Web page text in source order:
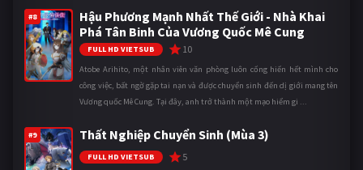
#8
Hậu Phương Mạnh Nhất Thế Giới - Nhà Khai
Phá Tân Binh Của Vương Quốc Mê Cung
FULL HD VIETSUB 10
Atobe Arihito, một nhân viên văn phòng luôn cống hiến hết mình cho
công việc, bất ngờ gặp tai nạn và được chuyển sinh đến dị giới mang tên
Vương quốc Mê Cung. Tại đây, anh trở thành một mạo hiểm gi ...
#9 Thất Nghiệp Chuyển Sinh (Mùa 3)
FULL HD VIETSUB 5